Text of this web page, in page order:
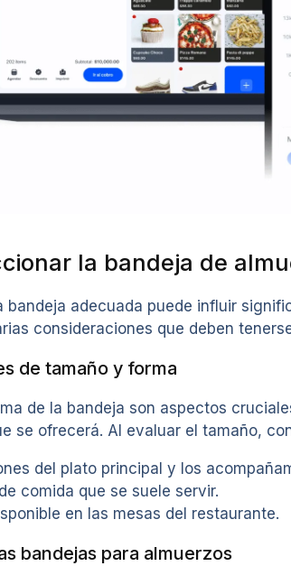
la bandeja de
bandeja adecuada puede influir
consideraciones que deben
de tamaño y forma
de la bandeja son aspectos
se ofrecerá. Al evaluar el tamaño,
del plato principal y los
comida que se suele servir.
en las mesas del restaurante.
bandejas para almuerzos